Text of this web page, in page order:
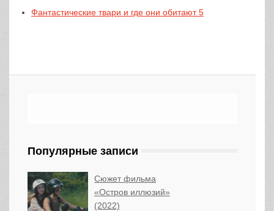
Фантастические твари и где они обитают 5
Популярные записи
Сюжет фильма
«Остров иллюзий»
(2022)